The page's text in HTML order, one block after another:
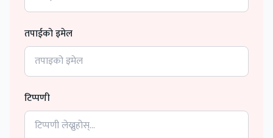
तपाईको इमेल
टिप्पणी